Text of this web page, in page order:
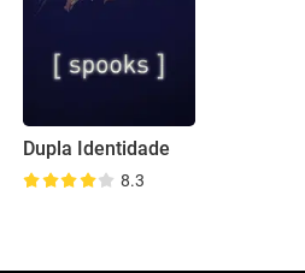
Dupla Identidade
8.3